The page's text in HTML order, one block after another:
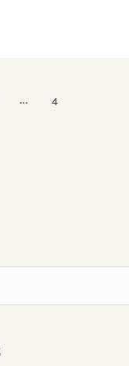
… 4